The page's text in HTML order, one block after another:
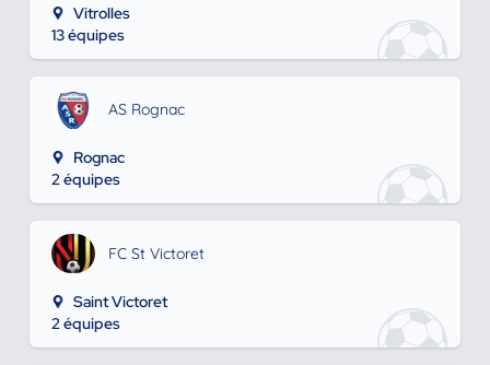
Vitrolles
13 équipes
AS Rognac
Rognac
2 équipes
FC St Victoret
Saint Victoret
2 équipes